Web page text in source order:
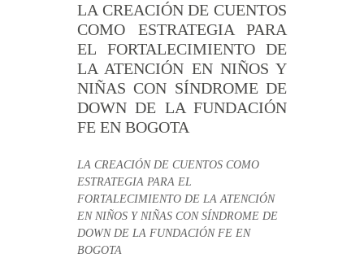
LA CREACIÓN DE CUENTOS
COMO ESTRATEGIA PARA
EL FORTALECIMIENTO DE
LA ATENCIÓN EN NIÑOS Y
NIÑAS CON SÍNDROME DE
DOWN DE LA FUNDACIÓN
FE EN BOGOTA
LA CREACIÓN DE CUENTOS COMO
ESTRATEGIA PARA EL
FORTALECIMIENTO DE LA ATENCIÓN
EN NIÑOS Y NIÑAS CON SÍNDROME DE
DOWN DE LA FUNDACIÓN FE EN
BOGOTA